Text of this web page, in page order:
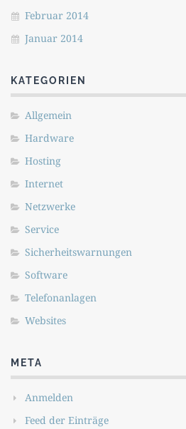
Februar 2014
Januar 2014
KATEGORIEN
Allgemein
Hardware
Hosting
Internet
Netzwerke
Service
Sicherheitswarnungen
Software
Telefonanlagen
Websites
META
Anmelden
Feed der Einträge